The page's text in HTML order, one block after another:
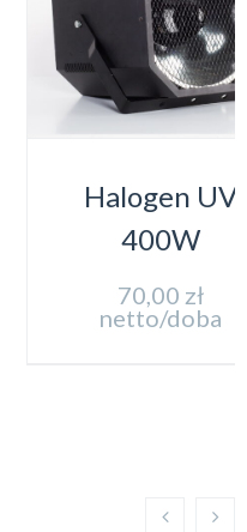
Halogen UV
400W
70,00 zł
netto/doba